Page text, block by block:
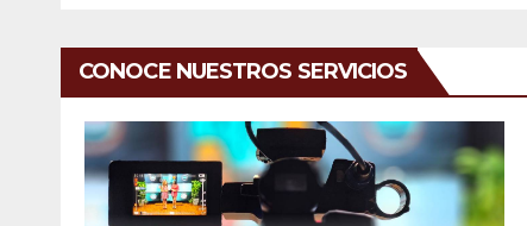
CONOCE NUESTROS SERVICIOS